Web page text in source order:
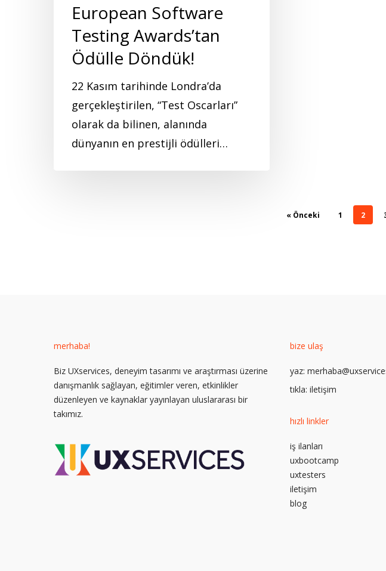
European Software
Testing Awards’tan
Ödülle Döndük!
22 Kasım tarihinde Londra’da
gerçekleştirilen, “Test Oscarları”
olarak da bilinen, alanında
dünyanın en prestijli ödülleri…
« Önceki 1 2
merhaba!
Biz UXservices, deneyim tasarımı ve araştırması üzerine
danışmanlık sağlayan, eğitimler veren, etkinlikler
düzenleyen ve kaynaklar yayınlayan uluslararası bir
takımız.
bize ulaş
yaz:
tıkla: iletişim
hızlı linkler
iş ilanları
uxbootcamp
uxtesters
iletişim
blog